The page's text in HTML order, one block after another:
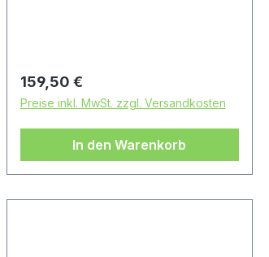
Regulärer Preis:
159,50 €
Preise inkl. MwSt. zzgl. Versandkosten
In den Warenkorb